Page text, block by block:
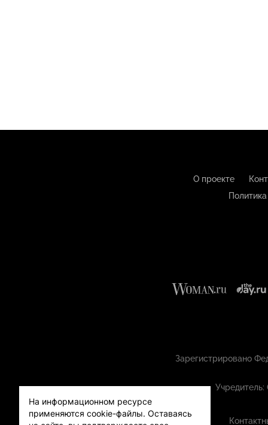
О проекте
Зарегистрировано
На информационном ресурсе
применяются cookie-файлы. Оставаясь